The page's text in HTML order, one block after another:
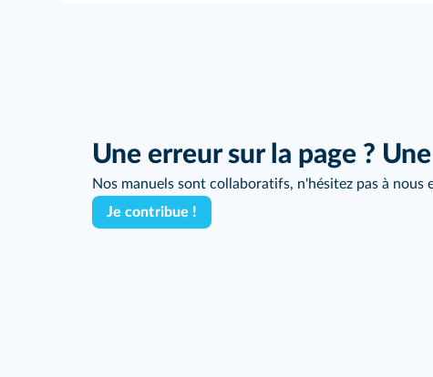
Une erreur sur la page ?
Nos manuels sont collaboratifs, n'hésitez pas à nous
Je contribue !